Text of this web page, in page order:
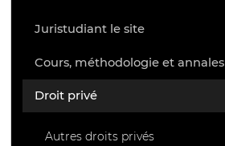
Juristudiant le site
Cours, méthodologie et annales
Droit privé
Autres droits privés